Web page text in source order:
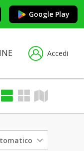
Google Play
Accedi